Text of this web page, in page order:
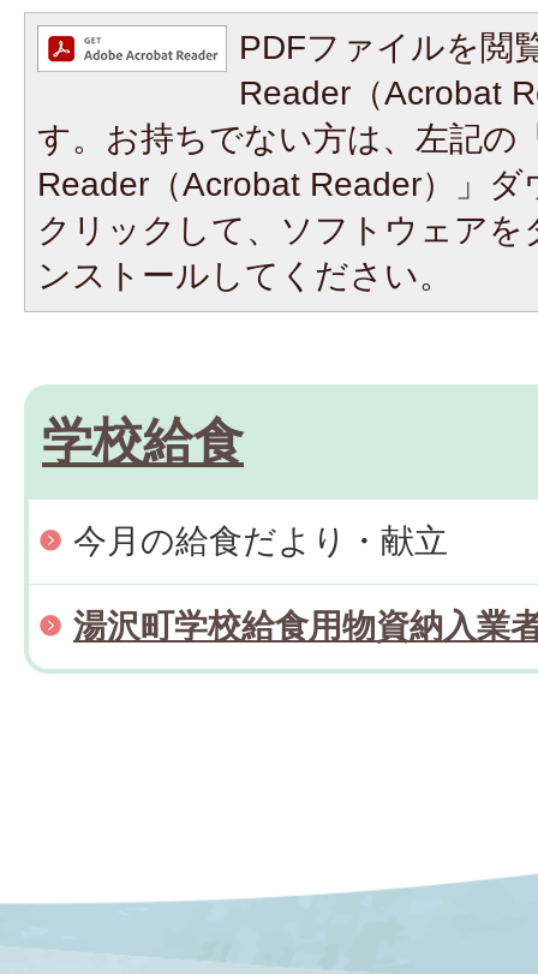
PDFファイルを閲
Reader（Acrobat
す。お持ちでない方は、左記の
Reader（Acrobat Reader）」
クリックして、ソフトウェア
ンストールしてください。
学校給食
今月の給食だより・献立
湯沢町学校給食用物資納入業